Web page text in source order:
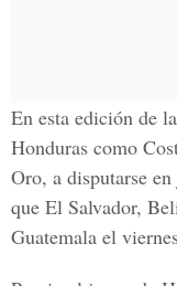
En esta edición de
Honduras como
Oro, a disputarse
que El Salvador,
Guatemala el